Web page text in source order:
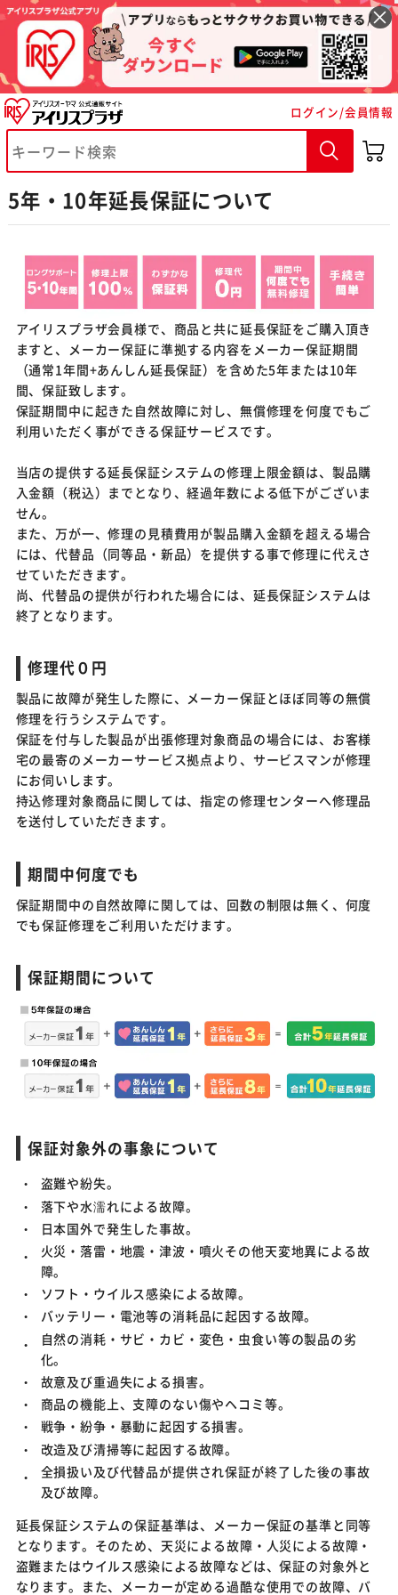
ログイン/会員情報
5年・10年延長保証について
アイリスプラザ会員様で、商品と共に延長保証をご購入頂き
ますと、メーカー保証に準拠する内容をメーカー保証期間
（通常1年間+あんしん延長保証）を含めた5年または10年
間、保証致します。
保証期間中に起きた自然故障に対し、無償修理を何度でもご
利用いただく事ができる保証サービスです。
当店の提供する延長保証システムの修理上限金額は、製品購
入金額（税込）までとなり、経過年数による低下がございま
せん。
また、万が一、修理の見積費用が製品購入金額を超える場合
には、代替品（同等品・新品）を提供する事で修理に代えさ
せていただきます。
尚、代替品の提供が行われた場合には、延長保証システムは
終了となります。
修理代０円
製品に故障が発生した際に、メーカー保証とほぼ同等の無償
修理を行うシステムです。
保証を付与した製品が出張修理対象商品の場合には、お客様
宅の最寄のメーカーサービス拠点より、サービスマンが修理
にお伺いします。
持込修理対象商品に関しては、指定の修理センターへ修理品
を送付していただきます。
期間中何度でも
保証期間中の自然故障に関しては、回数の制限は無く、何度
でも保証修理をご利用いただけます。
保証期間について
保証対象外の事象について
盗難や紛失。
落下や水濡れによる故障。
日本国外で発生した事故。
火災・落雷・地震・津波・噴火その他天変地異による故
障。
ソフト・ウイルス感染による故障。
バッテリー・電池等の消耗品に起因する故障。
自然の消耗・サビ・カビ・変色・虫食い等の製品の劣
化。
故意及び重過失による損害。
商品の機能上、支障のない傷やヘコミ等。
戦争・紛争・暴動に起因する損害。
改造及び清掃等に起因する故障。
全損扱い及び代替品が提供され保証が終了した後の事故
及び故障。
延長保証システムの保証基準は、メーカー保証の基準と同等
となります。そのため、天災による故障・人災による故障・
盗難またはウイルス感染による故障などは、保証の対象外と
なります。また、メーカーが定める過酷な使用での故障、バ
※ご確認ください
カートに入れる 購入手続きへ